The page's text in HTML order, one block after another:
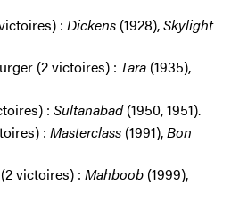
: Dickens(1928),Skylight
(2 victoires) : Tara (1935),
: Sultanabad(1950, 1951).
: Masterclass(1991),Bon
victoires) : Mahboob(1999),